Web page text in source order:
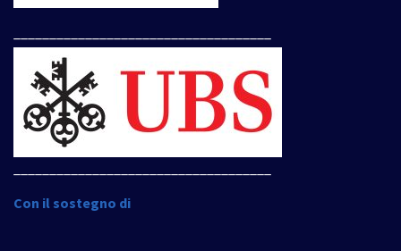
Con il sostegno di